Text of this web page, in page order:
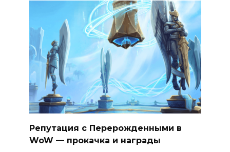
Репутация с Перерожденными в
WoW — прокачка и награды